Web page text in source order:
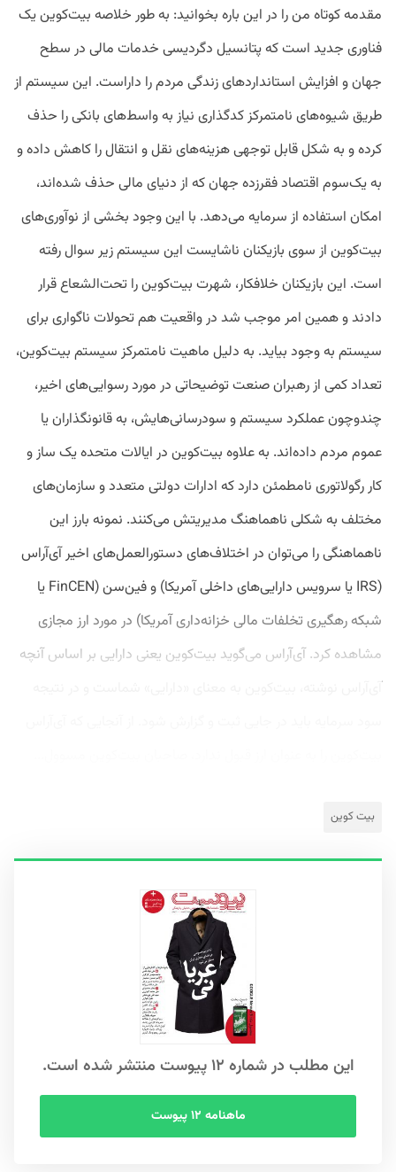
مقدمه کوتاه من را در این باره بخوانید: به طور خلاصه بیت‌کوین یک
فناوری جدید است که پتانسیل دگردیسی خدمات مالی در سطح
جهان و افزایش استانداردهای زندگی مردم را داراست. این سیستم از
طریق شیوه‌های نامتمرکز کدگذاری نیاز به واسط‌های بانکی را حذف
کرده و به شکل قابل توجهی هزینه‌های نقل و انتقال را کاهش داده و
به یک‌سوم اقتصاد فقرزده جهان که از دنیای مالی حذف شده‌اند،
امکان استفاده از سرمایه می‌دهد. با این وجود بخشی از نوآوری‌های
بیت‌کوین از سوی بازیکنان ناشایست این سیستم زیر سوال رفته‌
است. این بازیکنان خلافکار، شهرت بیت‌کوین را تحت‌الشعاع قرار
دادند و همین امر موجب شد در واقعیت هم تحولات ناگواری برای
سیستم به وجود بیاید. به دلیل ماهیت نامتمرکز سیستم بیت‌کوین،
تعداد کمی از رهبران صنعت توضیحاتی در مورد رسوایی‌های اخیر،
چندوچون عملکرد سیستم و سودرسانی‌هایش، به قانونگذاران یا
عموم مردم داده‌اند. به علاوه بیت‌کوین در ایالات متحده یک ساز و
کار رگولاتوری نامطمئن دارد که ادارات دولتی متعدد و سازمان‌های
مختلف به شکلی ناهماهنگ مدیریتش می‌کنند. نمونه بارز این
ناهماهنگی را می‌توان در اختلاف‌های دستورالعمل‌های اخیر آی‌آر‌اس
(IRS یا سرویس دارایی‌های داخلی آمریکا) و فین‌سن (FinCEN یا
شبکه رهگیری تخلفات مالی خزانه‌داری آمریکا) در مورد ارز مجازی
مشاهده کرد. آی‌آراس می‌گوید بیت‌کوین یعنی دارایی بر اساس آنچه
بیت کوین
این مطلب در شماره ۱۲ پیوست منتشر شده است.
ماهنامه ۱۲ پیوست